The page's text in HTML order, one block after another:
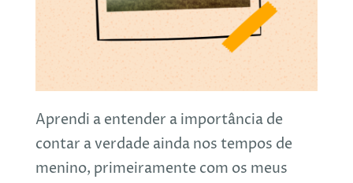
Aprendi a entender a importância de
contar a verdade ainda nos tempos de
menino, primeiramente com os meus